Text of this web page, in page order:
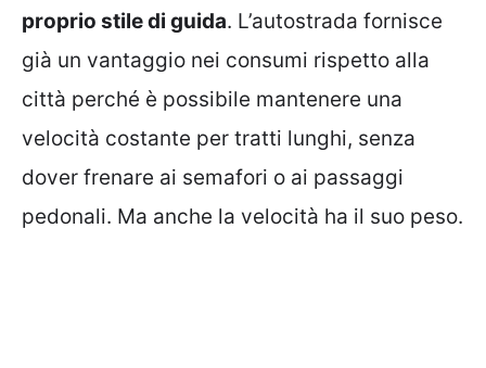
proprio stile di guida. L’autostrada fornisce
già un vantaggio nei consumi rispetto alla
città perché è possibile mantenere una
velocità costante per tratti lunghi, senza
dover frenare ai semafori o ai passaggi
pedonali. Ma anche la velocità ha il suo peso.